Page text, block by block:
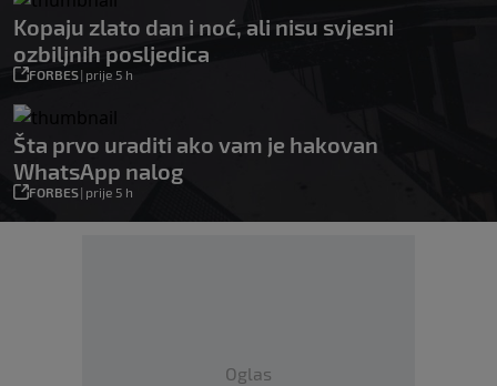
Kopaju zlato dan i noć, ali nisu svjesni
ozbiljnih posljedica
FORBES| prije 5 h
Šta prvo uraditi ako vam je hakovan
WhatsApp nalog
FORBES| prije 5 h
Oglas